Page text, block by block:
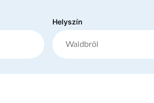
Helyszín